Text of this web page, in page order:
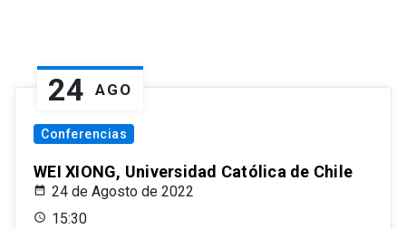
24 AGO
Conferencias
WEI XIONG, Universidad Católica de Chile
24 de Agosto de 2022
15:30